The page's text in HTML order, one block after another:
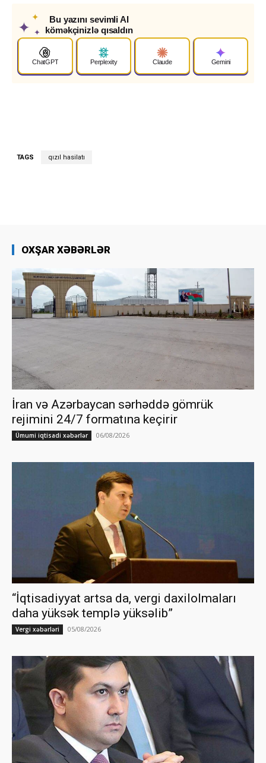
✦
✦
✦
Bu yazını sevimli AI
köməkçinizlə qısaldın
ChatGPT Perplexity Claude Gemini
TAGS qızıl hasilatı
OXŞAR XƏBƏRLƏR
İran və Azərbaycan sərhəddə gömrük
rejimini 24/7 formatına keçirir
Ümumi iqtisadi xəbərlər 06/08/2026
“İqtisadiyyat artsa da, vergi daxilolmaları
daha yüksək templə yüksəlib”
Vergi xəbərləri 05/08/2026